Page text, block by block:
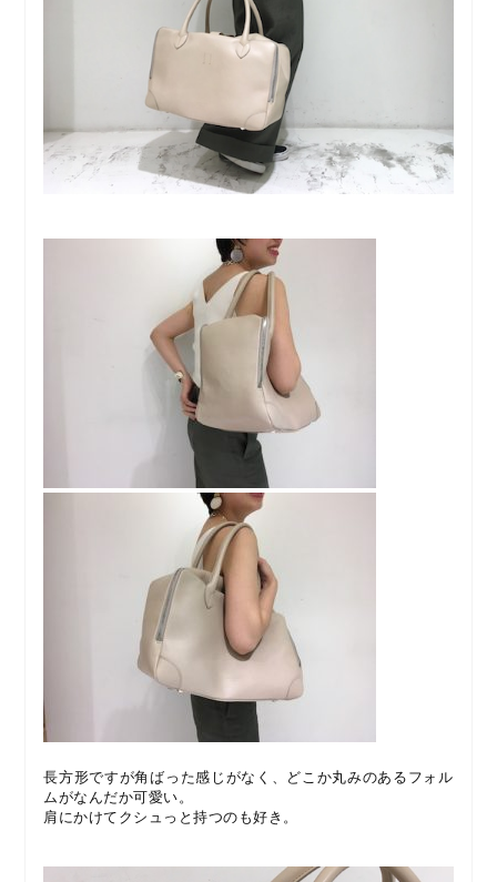
長方形ですが角ばった感じがなく、どこか丸みのあるフォル
ムがなんだか可愛い。
肩にかけてクシュっと持つのも好き。